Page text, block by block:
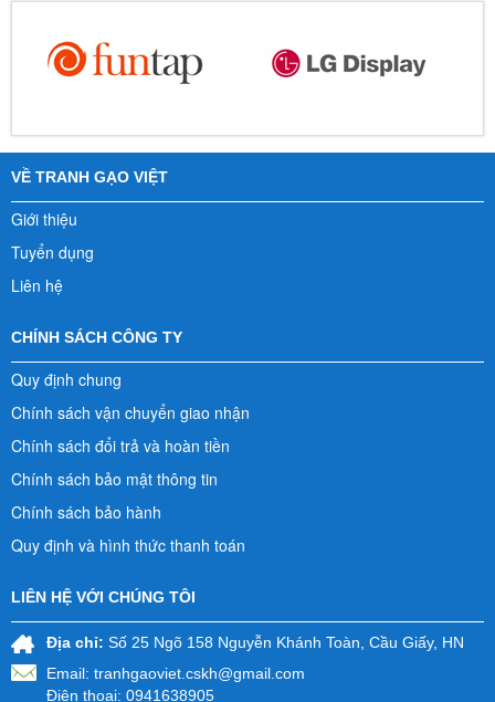
VỀ TRANH GẠO VIỆT
Giới thiệu
Tuyển dụng
Liên hệ
CHÍNH SÁCH CÔNG TY
Quy định chung
Chính sách vận chuyển giao nhận
Chính sách đổi trả và hoàn tiền
Chính sách bảo mật thông tin
Chính sách bảo hành
Quy định và hình thức thanh toán
LIÊN HỆ VỚI CHÚNG TÔI
Địa chỉ: Số 25 Ngõ 158 Nguyễn Khánh Toàn, Cầu Giấy, HN
Email: tranhgaoviet.cskh@gmail.com
Điện thoại: 0941638905